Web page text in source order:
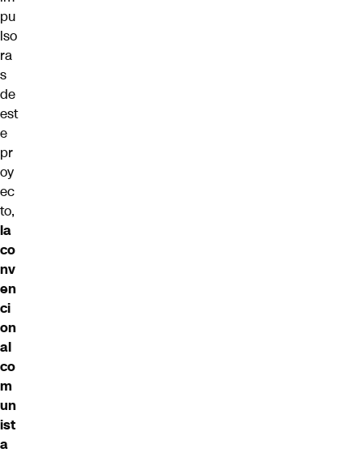
pu
lso
ra
s
de
est
e
pr
oy
ec
to,
la
co
nv
en
ci
on
al
co
m
un
ist
a